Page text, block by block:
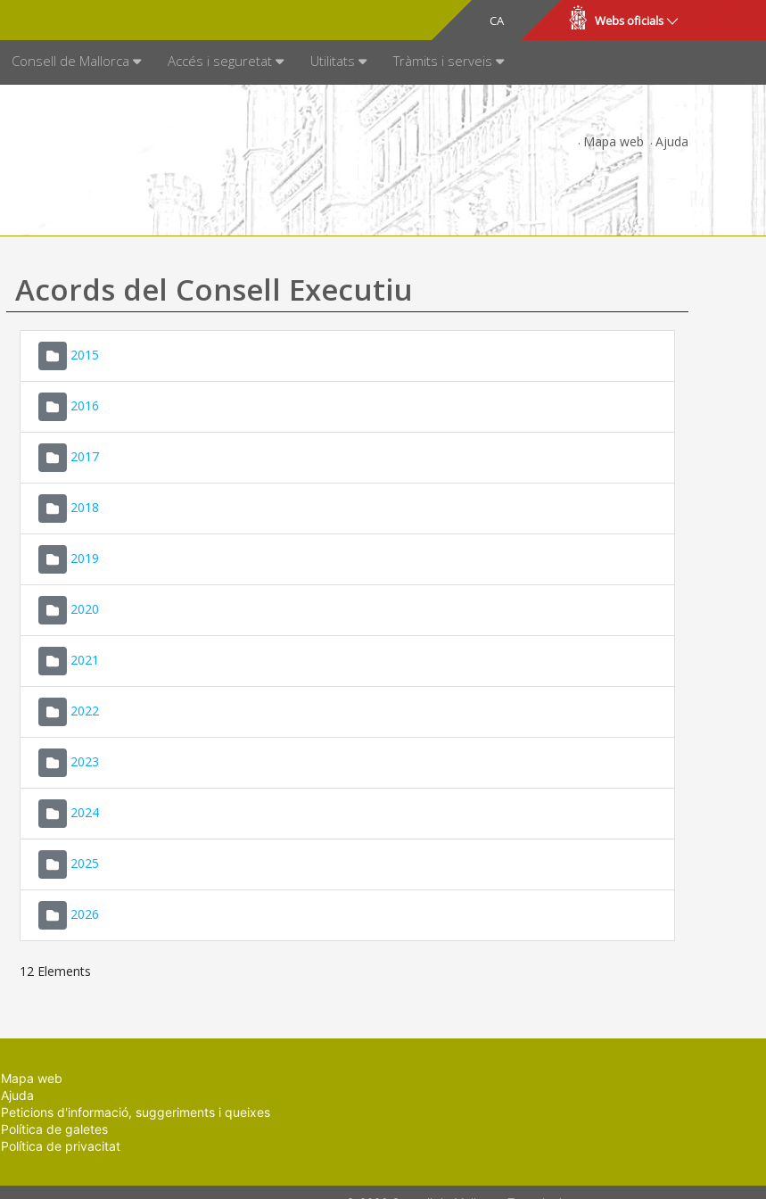
CA
ES Webs oficials
Consell de Mallorca Accés i seguretat Utilitats Tràmits i serveis
Mapa web Ajuda
Acords del Consell Executiu
2015
2016
2017
2018
2019
2020
2021
2022
2023
2024
2025
2026
12 Elements
Mapa web
Ajuda
Peticions d'informació, suggeriments i queixes
Política de galetes
Política de privacitat